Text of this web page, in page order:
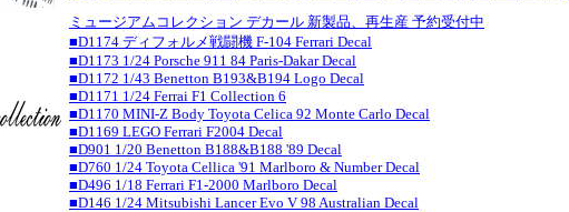
ミュージアムコレクション デカール 新製品、再生産 予約受付中
■D1174 ディフォルメ戦闘機 F-104 Ferrari Decal
■D1173 1/24 Porsche 911 84 Paris-Dakar Decal
■D1172 1/43 Benetton B193&B194 Logo Decal
■D1171 1/24 Ferrai F1 Collection 6
■D1170 MINI-Z Body Toyota Celica 92 Monte Carlo Decal
■D1169 LEGO Ferrari F2004 Decal
■D901 1/20 Benetton B188&B188 '89 Decal
■D760 1/24 Toyota Cellica '91 Marlboro & Number Decal
■D496 1/18 Ferrari F1-2000 Marlboro Decal
■D146 1/24 Mitsubishi Lancer Evo V 98 Australian Decal